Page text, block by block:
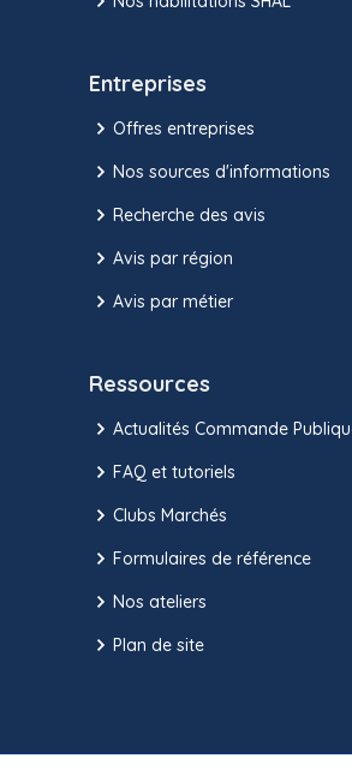
Entreprises
Offres entreprises
Nos sources d'informations
Recherche des avis
Avis par région
Avis par métier
Ressources
Actualités Commande
FAQ et tutoriels
Clubs Marchés
Formulaires de référence
Nos ateliers
Plan de site